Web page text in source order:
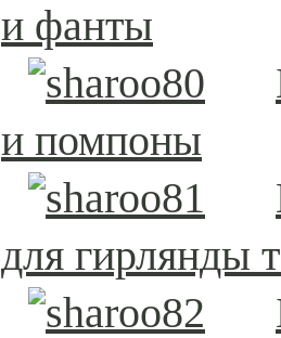
и фанты
и помпоны
для гирлянды